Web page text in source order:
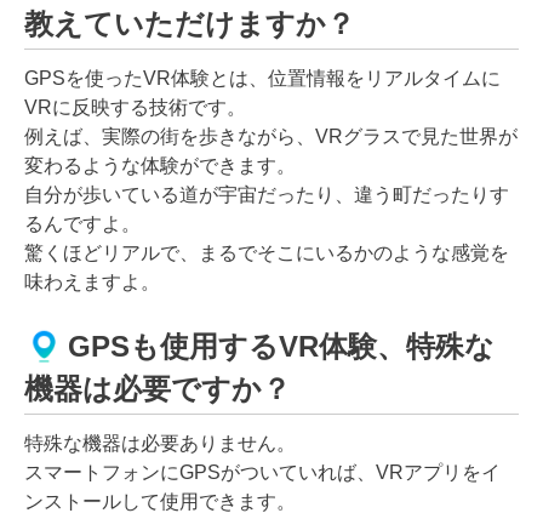
教えていただけますか？
GPSを使ったVR体験とは、位置情報をリアルタイムに
VRに反映する技術です。
例えば、実際の街を歩きながら、VRグラスで見た世界が
変わるような体験ができます。
自分が歩いている道が宇宙だったり、違う町だったりす
るんですよ。
驚くほどリアルで、まるでそこにいるかのような感覚を
味わえますよ。
GPSも使用するVR体験、特殊な
機器は必要ですか？
特殊な機器は必要ありません。
スマートフォンにGPSがついていれば、VRアプリをイ
ンストールして使用できます。